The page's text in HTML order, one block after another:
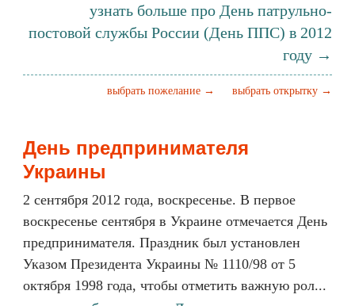
узнать больше про День патрульно-
постовой службы России (День ППС) в 2012
году →
выбрать открытку →
выбрать пожелание →
День предпринимателя
Украины
2 сентября 2012 года, воскресенье. В первое
воскресенье сентября в Украине отмечается День
предпринимателя. Праздник был установлен
Указом Президента Украины № 1110/98 от 5
октября 1998 года, чтобы отметить важную рол...